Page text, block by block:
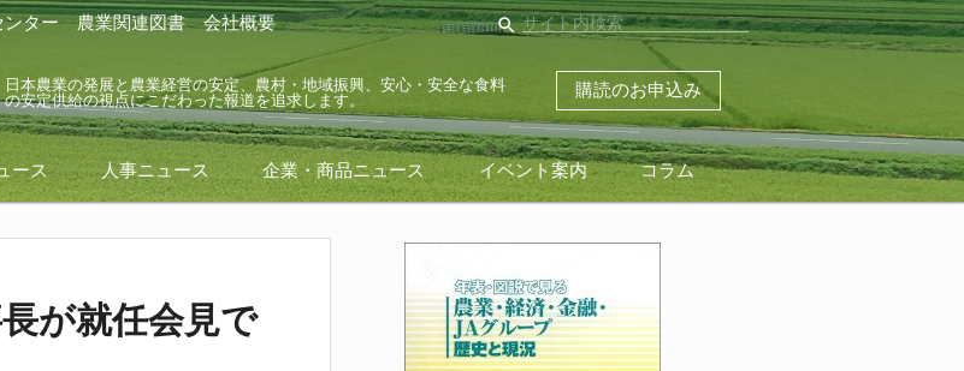
ター 農業関連図書 会社概要 search
日本農業の発展と農業経営の安定、農村・地域振興、安心・安全な食料
の安定供給の視点にこだわった報道を追求します。
購読のお申込み
ース 人事ニュース 企業・商品ニュース イベント案内 コラム
が就任会見で